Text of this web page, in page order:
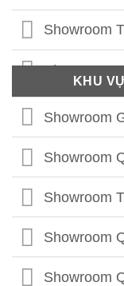
Showroom
Showroom
Showroom
Showroom
Showroom
Showroom
Showroom
Showroom
Showroom
Showroom
Showroom
Showroom
Showroom
Showroom
KHU
Showroom
Showroom
Showroom
Showroom
Showroom